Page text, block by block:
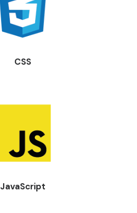
CSS
JavaScript